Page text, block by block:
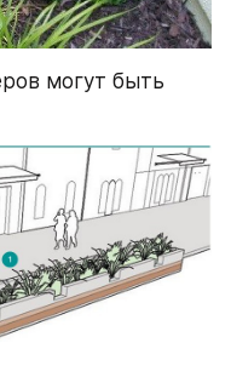
могут быть